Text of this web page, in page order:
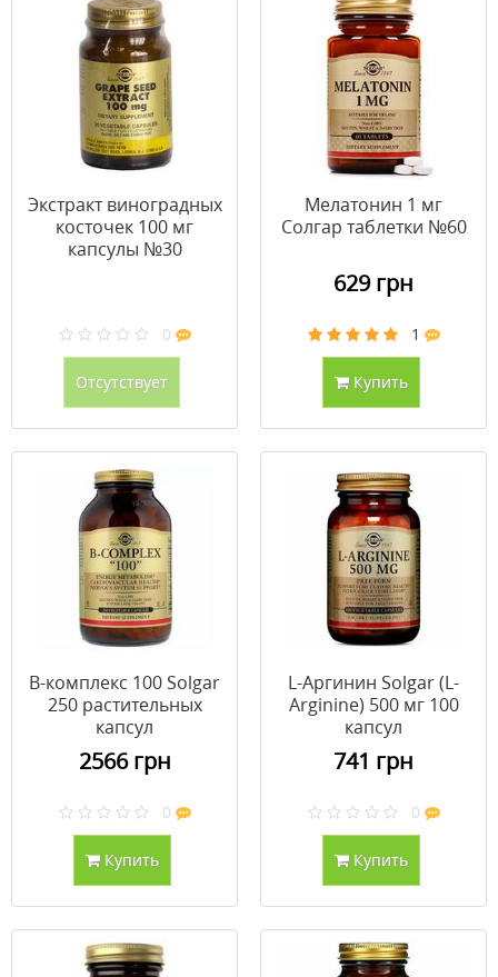
Экстракт виноградных
косточек 100 мг
капсулы №30
0
Отсутствует
Мелатонин 1 мг
Солгар таблетки №60
629 грн
1
Купить
B-комплекс 100 Solgar
250 растительных
капсул
2566 грн
0
Купить
L-Аргинин Solgar (L-
Arginine) 500 мг 100
капсул
741 грн
0
Купить